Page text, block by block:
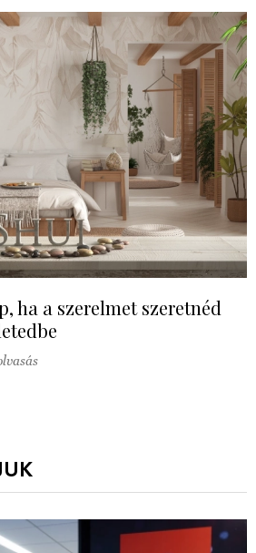
ha a szerelmet szeretnéd